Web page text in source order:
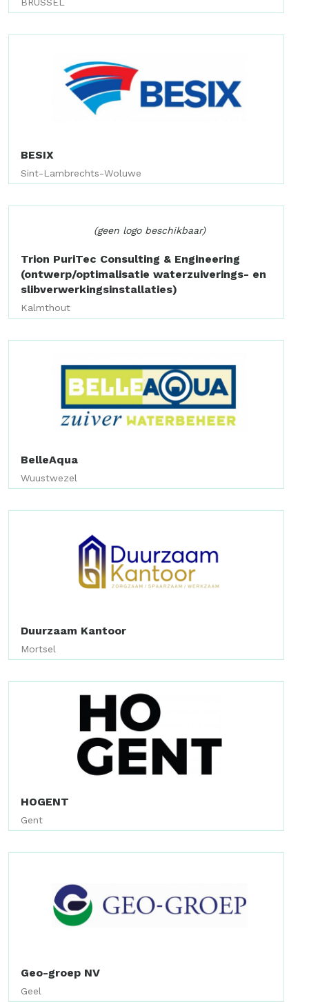
BESIX
Sint-Lambrechts-Woluwe
(geen logo beschikbaar)
Trion PuriTec Consulting & Engineering
(ontwerp/optimalisatie waterzuiverings- en
slibverwerkingsinstallaties)
Kalmthout
BelleAqua
Wuustwezel
Duurzaam Kantoor
Mortsel
HOGENT
Gent
Geo-groep NV
Geel